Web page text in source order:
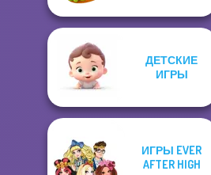
ДЕТСКИЕ
ИГРЫ
ИГРЫ EVER
AFTER HIGH